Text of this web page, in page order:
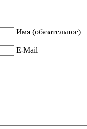
Имя (обязательное)
E-Mail